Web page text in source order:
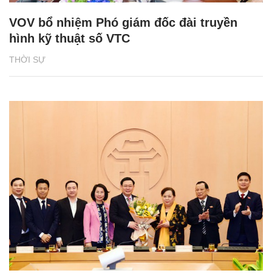
THỜI SỰ
VOV bổ nhiệm Phó giám đốc đài truyền
hình kỹ thuật số VTC